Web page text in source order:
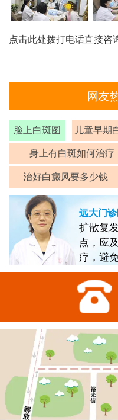
点击此处拨打电话直接咨
网友
脸上白斑图 儿童早期
身上有白斑如何治疗
治好白癜风要多少钱
远大门
扩散复
点，应
疗，避